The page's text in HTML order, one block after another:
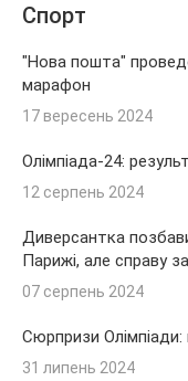
Спорт
"Нова пошта"
марафон
17 вересень 2024
Олімпіада-24:
12 серпень 2024
Диверсантка
Парижі, але справу
07 серпень 2024
Сюрпризи
31 липень 2024